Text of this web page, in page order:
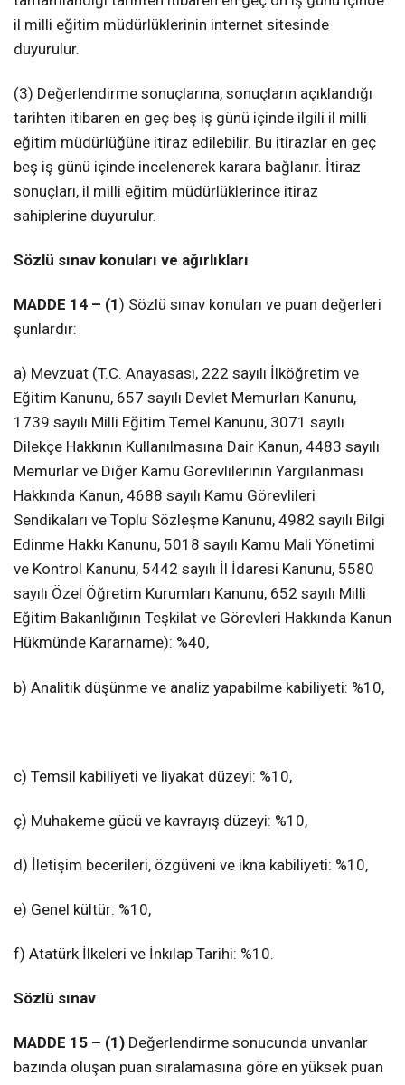
il milli eğitim müdürlüklerinin internet sitesinde
duyurulur.
(3) Değerlendirme sonuçlarına, sonuçların açıklandığı
tarihten itibaren en geç beş iş günü içinde ilgili il milli
eğitim müdürlüğüne itiraz edilebilir. Bu itirazlar en geç
beş iş günü içinde incelenerek karara bağlanır. İtiraz
sonuçları, il milli eğitim müdürlüklerince itiraz
sahiplerine duyurulur.
Sözlü sınav konuları ve ağırlıkları
MADDE 14 – (1) Sözlü sınav konuları ve puan değerleri
şunlardır:
a) Mevzuat (T.C. Anayasası, 222 sayılı İlköğretim ve
Eğitim Kanunu, 657 sayılı Devlet Memurları Kanunu,
1739 sayılı Milli Eğitim Temel Kanunu, 3071 sayılı
Dilekçe Hakkının Kullanılmasına Dair Kanun, 4483 sayılı
Memurlar ve Diğer Kamu Görevlilerinin Yargılanması
Hakkında Kanun, 4688 sayılı Kamu Görevlileri
Sendikaları ve Toplu Sözleşme Kanunu, 4982 sayılı Bilgi
Edinme Hakkı Kanunu, 5018 sayılı Kamu Mali Yönetimi
ve Kontrol Kanunu, 5442 sayılı İl İdaresi Kanunu, 5580
sayılı Özel Öğretim Kurumları Kanunu, 652 sayılı Milli
Eğitim Bakanlığının Teşkilat ve Görevleri Hakkında Kanun
Hükmünde Kararname): %40,
b) Analitik düşünme ve analiz yapabilme kabiliyeti: %10,
c) Temsil kabiliyeti ve liyakat düzeyi: %10,
ç) Muhakeme gücü ve kavrayış düzeyi: %10,
d) İletişim becerileri, özgüveni ve ikna kabiliyeti: %10,
e) Genel kültür: %10,
f) Atatürk İlkeleri ve İnkılap Tarihi: %10.
Sözlü sınav
MADDE 15 – (1) Değerlendirme sonucunda unvanlar
bazında oluşan puan sıralamasına göre en yüksek puan